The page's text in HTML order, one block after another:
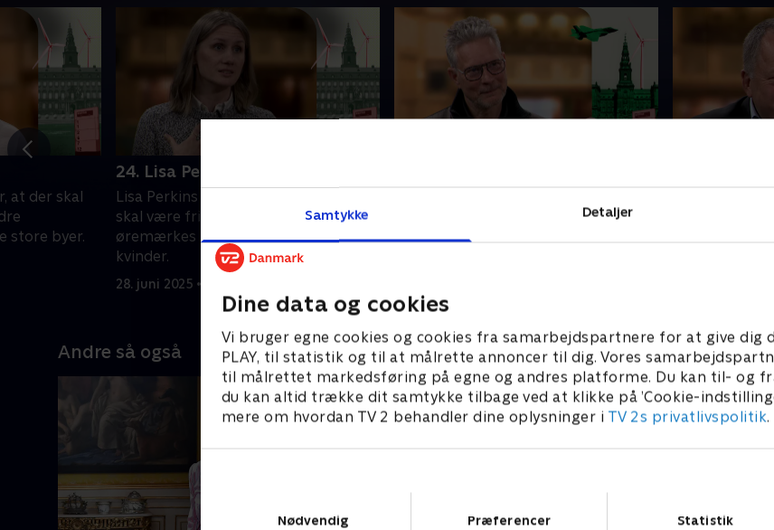
Samtykke Detaljer
Dine data og cookies
Vi bruger egne cookies og cookies fra samarbejdspartnere for at give dig
PLAY, til statistik og til at målrette annoncer til dig. Vores
til målrettet markedsføring på egne og andres platforme. Du kan til- og
du kan altid trække dit samtykke tilbage ved at klikke på ’Cookie-
mere om hvordan TV 2 behandler dine oplysninger i TV 2s privatlivspolitik.
Nødvendig
Præferencer Statistik
at der skal
store byer.
24. Lisa Perkins
Lisa Perkins (LA) mener, at barslen
skal være fri – og at den ikke skal
øremærkes til hverken mænd eller
kvinder.
28. juni 2025 • 10 min
forvaltningsdomstol i stedet for
Ankestyrelsen for at gøre op med fejl
Andre så også